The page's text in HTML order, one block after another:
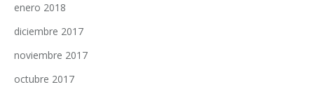
enero 2018
diciembre 2017
noviembre 2017
octubre 2017